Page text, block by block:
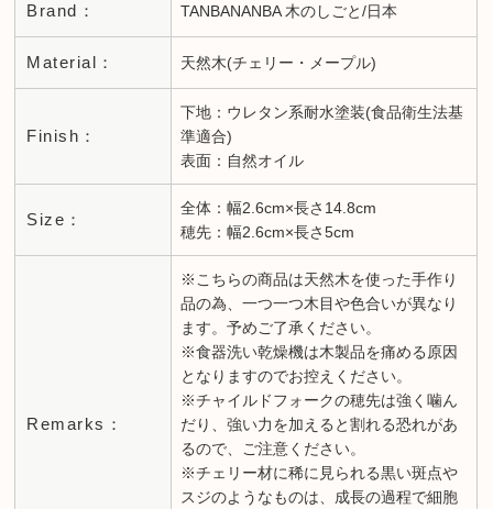
Brand： TANBANANBA 木のしごと/日本
Material： 天然木(チェリー・メープル)
Finish：
下地：ウレタン系耐水塗装(食品衛生法基
準適合)
表面：自然オイル
Size：
全体：幅2.6cm×長さ14.8cm
穂先：幅2.6cm×長さ5cm
Remarks：
※こちらの商品は天然木を使った手作り
品の為、一つ一つ木目や色合いが異なり
ます。予めご了承ください。
※食器洗い乾燥機は木製品を痛める原因
となりますのでお控えください。
※チャイルドフォークの穂先は強く噛ん
だり、強い力を加えると割れる恐れがあ
るので、ご注意ください。
※チェリー材に稀に見られる黒い斑点や
スジのようなものは、成長の過程で細胞